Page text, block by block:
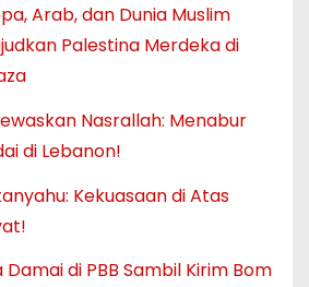
Arab, dan Dunia Muslim
Palestina Merdeka di
Nasrallah: Menabur
di Lebanon!
Kekuasaan di Atas
di PBB Sambil Kirim Bom